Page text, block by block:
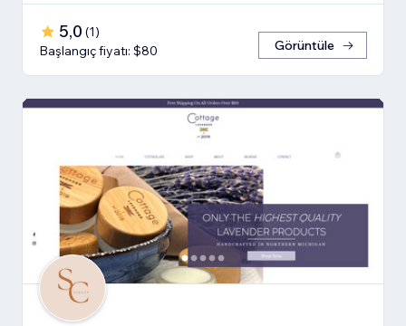
5,0 (1)
Başlangıç fiyatı: $80
Görüntüle